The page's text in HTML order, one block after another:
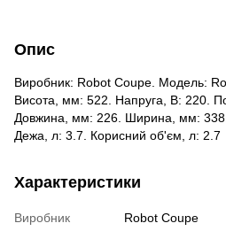
Опис
Виробник: Robot Coupe. Модель:
Висота, мм: 522. Напруга, В: 220.
Довжина, мм: 226. Ширина, мм: 338.
Дежа, л: 3.7. Корисний об'єм, л: 2.7
Характеристики
Виробник
Robot Coupe